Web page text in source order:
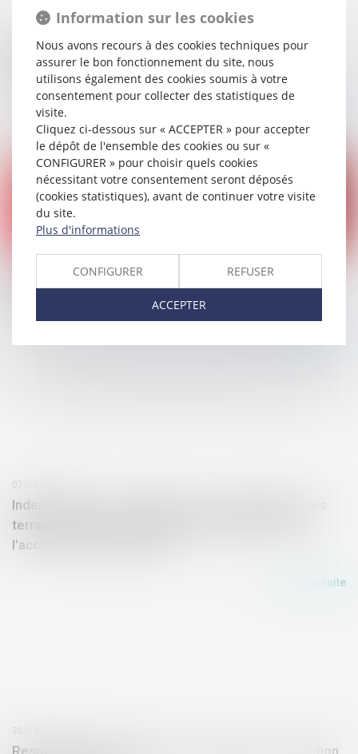
Avis du Conseil d'Etat sur un projet de loi pour
l'énergie, le climat et l'environnement
Rupture du pipeline chez Total : une plainte a été
14/05/2019
Indemnisation non obligatoire aux propriétaires des
terrains proches de réserves d'eau potable dont
l'accès est limité par l'Etat
07/05/2019
Lire la suite
Responsabilité pénale de la commune pour infraction
30/04/2019
Information sur les cookies
Nous avons recours à des cookies techniques pour
assurer le bon fonctionnement du site, nous
utilisons également des cookies soumis à votre
consentement pour collecter des statistiques de
visite.
Cliquez ci-dessous sur « ACCEPTER » pour accepter
le dépôt de l'ensemble des cookies ou sur «
CONFIGURER » pour choisir quels cookies
nécessitant votre consentement seront déposés
(cookies statistiques), avant de continuer votre visite
du site.
Plus d'informations
CONFIGURER REFUSER
ACCEPTER